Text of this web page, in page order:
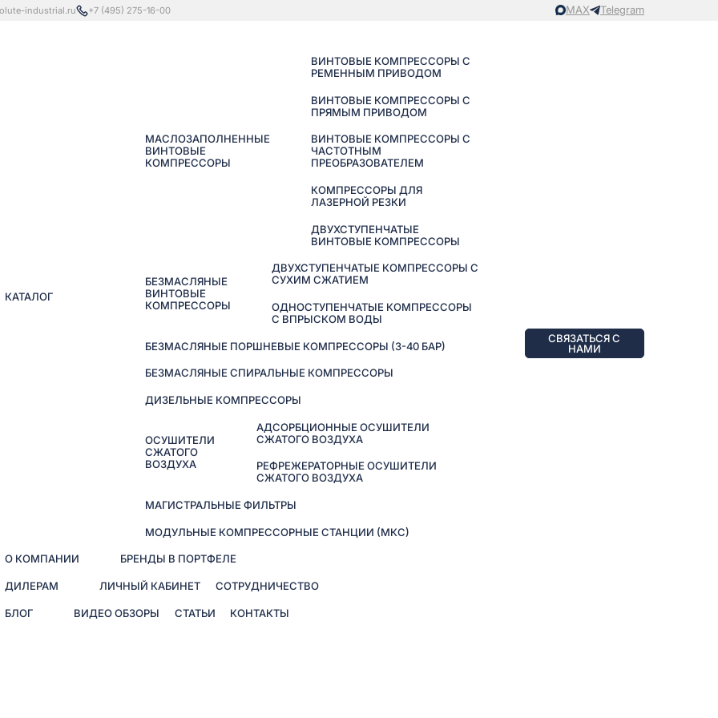
industrial.ru +7 (495) 275-16-00 MAX Telegram
КАТАЛОГ
МАСЛОЗАПОЛНЕННЫЕ
ВИНТОВЫЕ
КОМПРЕССОРЫ
ВИНТОВЫЕ КОМПРЕССОРЫ С
РЕМЕННЫМ ПРИВОДОМ
ВИНТОВЫЕ КОМПРЕССОРЫ С
ПРЯМЫМ ПРИВОДОМ
ВИНТОВЫЕ КОМПРЕССОРЫ С
ЧАСТОТНЫМ
ПРЕОБРАЗОВАТЕЛЕМ
КОМПРЕССОРЫ ДЛЯ
ЛАЗЕРНОЙ РЕЗКИ
ДВУХСТУПЕНЧАТЫЕ
ВИНТОВЫЕ КОМПРЕССОРЫ
БЕЗМАСЛЯНЫЕ
ВИНТОВЫЕ
КОМПРЕССОРЫ
ДВУХСТУПЕНЧАТЫЕ КОМПРЕССОРЫ С
СУХИМ СЖАТИЕМ
ОДНОСТУПЕНЧАТЫЕ КОМПРЕССОРЫ
С ВПРЫСКОМ ВОДЫ
БЕЗМАСЛЯНЫЕ ПОРШНЕВЫЕ КОМПРЕССОРЫ (3-40 БАР)
БЕЗМАСЛЯНЫЕ СПИРАЛЬНЫЕ КОМПРЕССОРЫ
ДИЗЕЛЬНЫЕ КОМПРЕССОРЫ
ОСУШИТЕЛИ
СЖАТОГО
ВОЗДУХА
АДСОРБЦИОННЫЕ ОСУШИТЕЛИ
СЖАТОГО ВОЗДУХА
РЕФРЕЖЕРАТОРНЫЕ ОСУШИТЕЛИ
СЖАТОГО ВОЗДУХА
МАГИСТРАЛЬНЫЕ ФИЛЬТРЫ
МОДУЛЬНЫЕ КОМПРЕССОРНЫЕ СТАНЦИИ (МКС)
О КОМПАНИИ БРЕНДЫ В ПОРТФЕЛЕ
ДИЛЕРАМ ЛИЧНЫЙ КАБИНЕТ СОТРУДНИЧЕСТВО
БЛОГ ВИДЕО ОБЗОРЫ СТАТЬИ КОНТАКТЫ
СВЯЗАТЬСЯ С
НАМИ